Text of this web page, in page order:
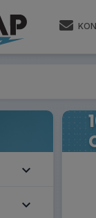
expand_more
expand_more